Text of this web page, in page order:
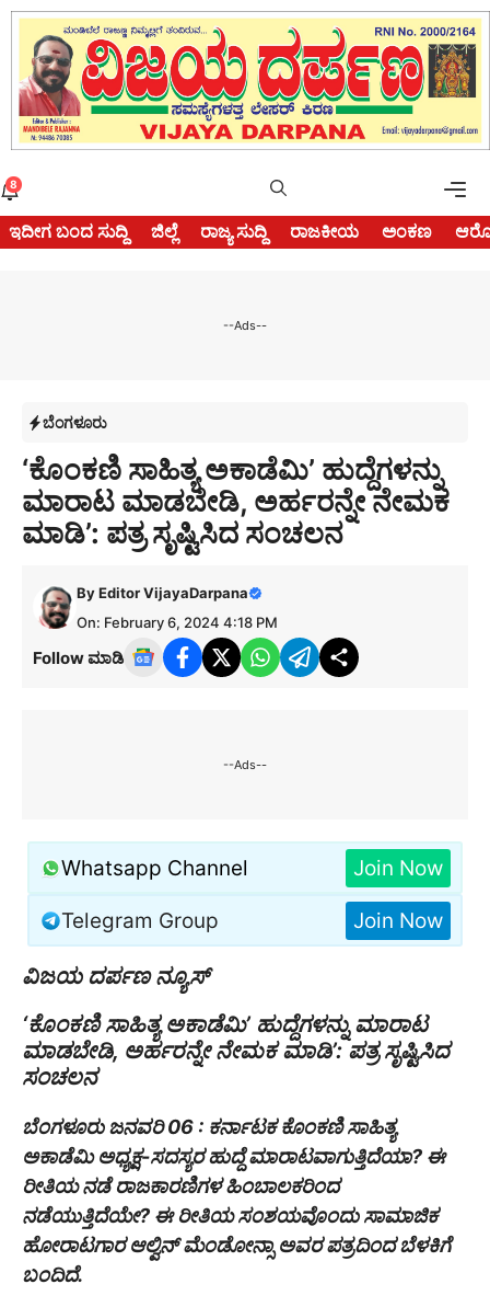
Skip
content
8
ಇದೀಗ ಬಂದ ಸುದ್ದಿ ಜಿಲ್ಲೆ ರಾಜ್ಯ ಸುದ್ದಿ ರಾಜಕೀಯ ಅಂಕಣ
--Ads--
ಬೆಂಗಳೂರು
‘ಕೊಂಕಣಿ ಸಾಹಿತ್ಯ ಅಕಾಡೆಮಿ’ ಹುದ್ದೆಗಳನ್ನು
ಮಾರಾಟ ಮಾಡಬೇಡಿ, ಅರ್ಹರನ್ನೇ ನೇಮಕ
ಮಾಡಿ’: ಪತ್ರ ಸೃಷ್ಟಿಸಿದ ಸಂಚಲನ
ByEditor VijayaDarpana
On: February 6, 2024 4:18 PM
Follow ಮಾಡಿ
--Ads--
Whatsapp Channel Join Now
Telegram Group Join Now
ವಿಜಯ ದರ್ಪಣ ನ್ಯೂಸ್
‘ಕೊಂಕಣಿ ಸಾಹಿತ್ಯ ಅಕಾಡೆಮಿ’ ಹುದ್ದೆಗಳನ್ನು ಮಾರಾಟ
ಮಾಡಬೇಡಿ, ಅರ್ಹರನ್ನೇ ನೇಮಕ ಮಾಡಿ’: ಪತ್ರ ಸೃಷ್ಟಿಸಿದ
ಸಂಚಲನ
ಬೆಂಗಳೂರು ಜನವರಿ 06 : ಕರ್ನಾಟಕ ಕೊಂಕಣಿ ಸಾಹಿತ್ಯ
ಅಕಾಡೆಮಿ ಅಧ್ಯಕ್ಷ-ಸದಸ್ಯರ ಹುದ್ದೆ ಮಾರಾಟವಾಗುತ್ತಿದೆಯಾ? ಈ
ರೀತಿಯ ನಡೆ ರಾಜಕಾರಣಿಗಳ ಹಿಂಬಾಲಕರಿಂದ
ನಡೆಯುತ್ತಿದೆಯೇ? ಈ ರೀತಿಯ ಸಂಶಯವೊಂದು ಸಾಮಾಜಿಕ
ಹೋರಾಟಗಾರ ಆಲ್ವಿನ್ ಮೆಂಡೋನ್ಸಾ ಅವರ ಪತ್ರದಿಂದ ಬೆಳಕಿಗೆ
ಬಂದಿದೆ.